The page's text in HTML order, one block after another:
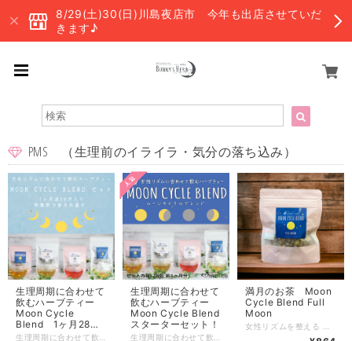
8/29(土)30(日)川島夜店市 今年も出店させていだ
きます♪
PMS （生理前のイライラ・気分の落ち込み）
生理周期に合わせて
飲むハーブティー
Moon Cycle
Blend 1ヶ月28
包 ※送料無料 毎
生理周期に合わせて
飲むハーブティー
Moon Cycle Blend
スターターセット！
満月のお茶 Moon
Cycle Blend Full
Moon